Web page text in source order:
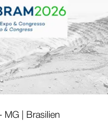
| Brasilien